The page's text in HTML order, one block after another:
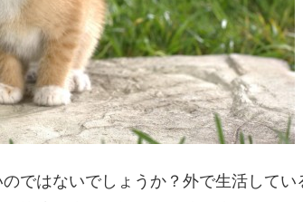
ではないでしょうか？外で生活してい